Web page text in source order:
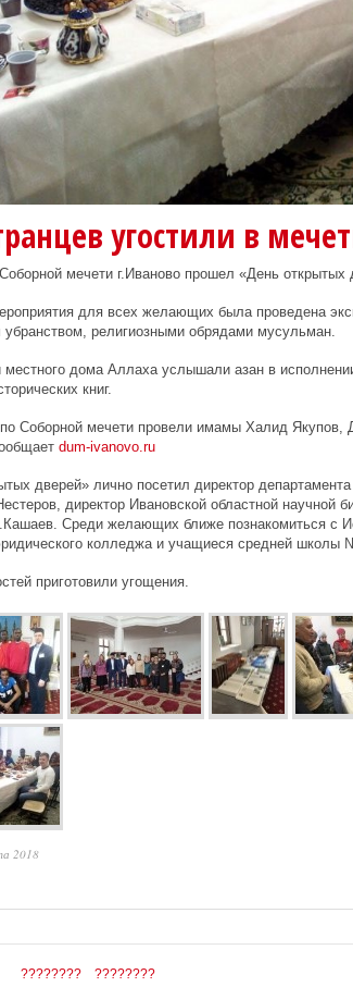
угостили в
мечети г.Иваново прошел «День открытых
для всех желающих была проведена
убранством, религиозными обрядами мусульман.
местного дома Аллаха услышали азан в
книг.
Соборной мечети провели имамы Халид
dum-ivanovo.ru
дверей» лично посетил директор
директор Ивановской областной научной
Среди желающих ближе познакомиться с
колледжа и учащиеся средней школы
приготовили угощения.
2018
???????? ????????